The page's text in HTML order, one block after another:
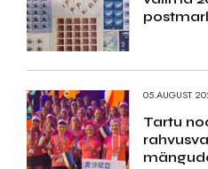
05.AUGUST
Tartu